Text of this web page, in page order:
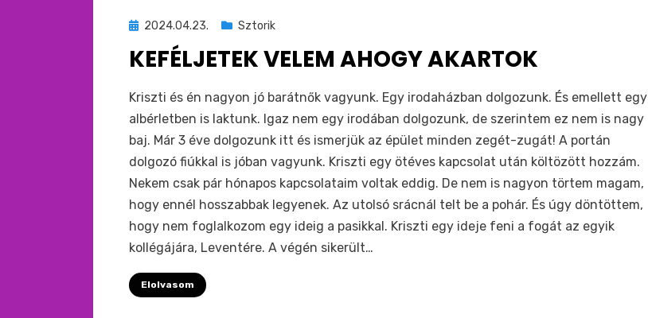
Beküldve
2024.04.23. Sztorik
KEFÉLJETEK VELEM AHOGY AKARTOK
bymonkey
Kriszti és én nagyon jó barátnők vagyunk. Egy irodaházban dolgozunk. És emellett egy
albérletben is laktunk. Igaz nem egy irodában dolgozunk, de szerintem ez nem is nagy
baj. Már 3 éve dolgozunk itt és ismerjük az épület minden zegét-zugát! A portán
dolgozó fiúkkal is jóban vagyunk. Kriszti egy ötéves kapcsolat után költözött hozzám.
Nekem csak pár hónapos kapcsolataim voltak eddig. De nem is nagyon törtem magam,
hogy ennél hosszabbak legyenek. Az utolsó srácnál telt be a pohár. És úgy döntöttem,
hogy nem foglalkozom egy ideig a pasikkal. Kriszti egy ideje feni a fogát az egyik
kollégájára, Leventére. A végén sikerült…
Elolvasom